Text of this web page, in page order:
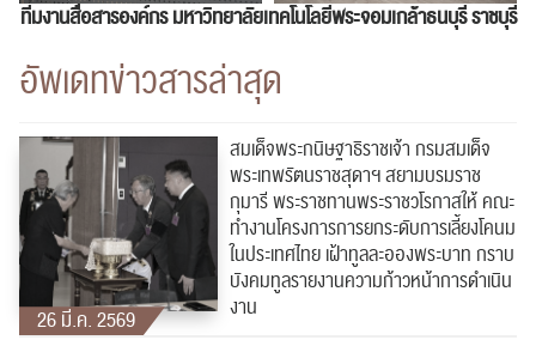
ทีมงานสื่อสารองค์กรมหาวิทยาลัยเทคโนโลยีพระจอมเกล้าธนบุรี ราชบุรี
อัพเดทข่าวสารล่าสุด
26 มี.ค. 2569
สมเด็จพระกนิษฐาธิราชเจ้า กรมสมเด็จ
พระเทพรัตนราชสุดาฯ สยามบรมราช
กุมารี พระราชทานพระราชวโรกาสให้ คณะ
ทำงานโครงการการยกระดับการเลี้ยงโคนม
ในประเทศไทย เฝ้าทูลละอองพระบาท กราบ
บังคมทูลรายงานความก้าวหน้าการดำเนิน
งาน